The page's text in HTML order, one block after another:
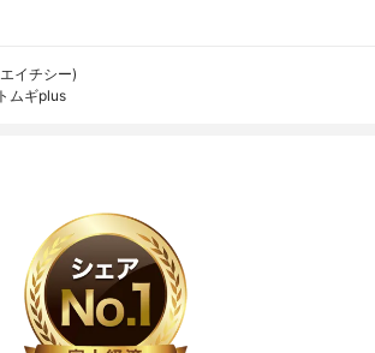
イチシー)
ムギplus